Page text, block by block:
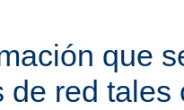
que
de red